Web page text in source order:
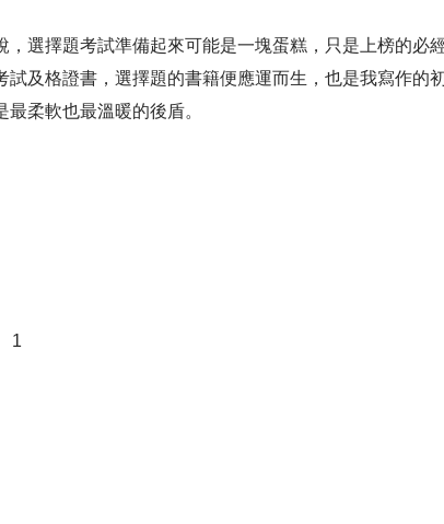
擇題考試準備起來可能是一塊蛋糕，只是上榜的必
及格證書，選擇題的書籍便應運而生，也是我寫作的初
柔軟也最溫暖的後盾。
1